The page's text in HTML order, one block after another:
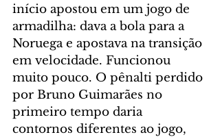
início apostou em um jogo de
armadilha: dava a bola para a
Noruega e apostava na transição
em velocidade. Funcionou
muito pouco. O pênalti perdido
por Bruno Guimarães no
primeiro tempo daria
contornos diferentes ao jogo,